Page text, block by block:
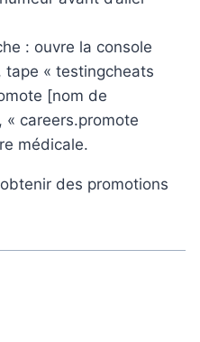
: ouvre la console
tape « testingcheats
[nom de
« careers.promote
médicale.
des promotions